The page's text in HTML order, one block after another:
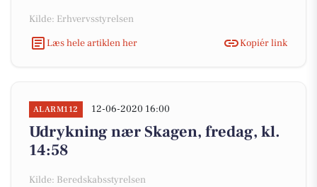
Kilde: Erhvervsstyrelsen
Læs hele artiklen her
Kopiér link
ALARM112 12-06-2020 16:00
Udrykning nær Skagen, fredag, kl.
14:58
Kilde: Beredskabsstyrelsen